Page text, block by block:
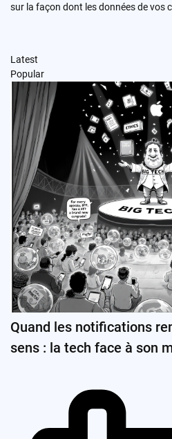
sur la façon dont les données de vos
Latest
Popular
Quand les notifications
sens : la tech face à son